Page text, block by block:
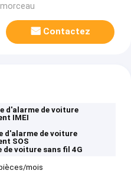
Contactez
d'alarme de voiture
IMEI
d'alarme de voiture
SOS
de voiture sans fil 4G
mois